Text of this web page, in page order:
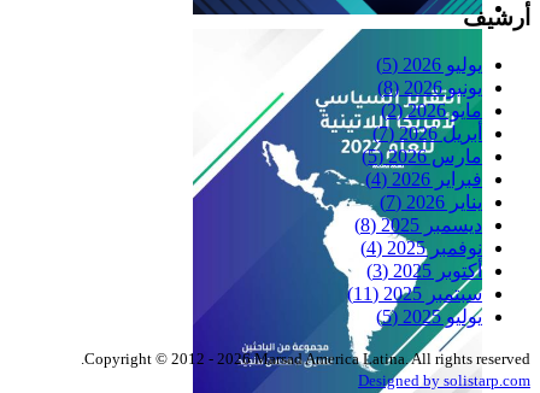
Reflexiones
أرشيف
يوليو 2026
(5)
يونيو 2026
(8)
مايو 2026
(2)
أبريل 2026
(7)
مارس 2026
(5)
فبراير 2026
(4)
يناير 2026
(7)
ديسمبر 2025
(8)
نوفمبر 2025
(4)
أكتوبر 2025
(3)
سبتمبر 2025
(11)
يوليو 2025
(5)
Copyright © 2012 - 2026 Marsad America Latina. All rights reserved.
Designed by solistarp.com